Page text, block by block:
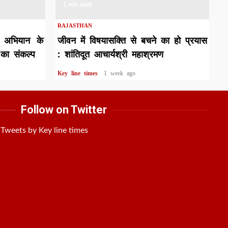
अभियान के
संकल्प
RAJASTHAN
जीवन में विषयासक्ति से बचने का हो प्रयास
: शांतिदूत आचार्यश्री महाश्रमण
Key line times 1 week ago
Follow on Twitter
Tweets by Key line times